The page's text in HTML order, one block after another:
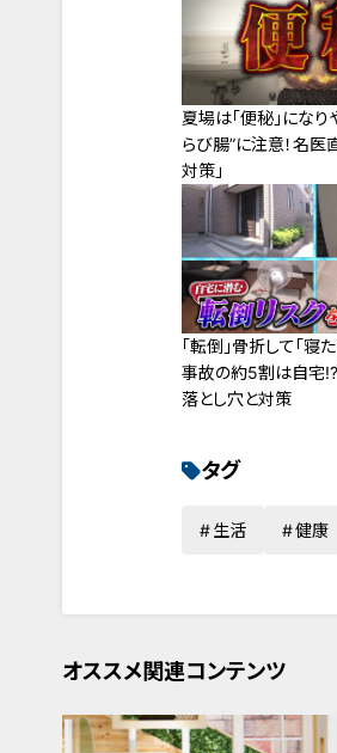
夏場は「便秘」にな
らび腸”に注意！名医
対策」
「転倒」骨折して「寝
事故の約5割は自宅!?
落とし穴と対策
タグ
生活 健康
オススメ関連コンテンツ